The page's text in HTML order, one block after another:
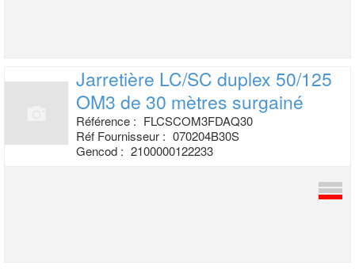
Jarretière LC/SC duplex 50/125
OM3 de 30 mètres surgainé
Référence : FLCSCOM3FDAQ30
Réf Fournisseur : 070204B30S
Gencod : 2100000122233